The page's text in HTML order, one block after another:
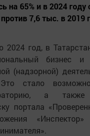
на 65% и в 2024 году
7,6 тыс. в 2019
год, в
бизнес и
(надзорной)
стало
а
портала